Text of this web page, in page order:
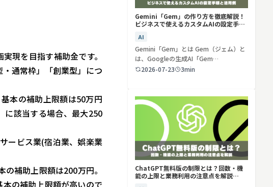
現を目指す補助金です。
通常枠」「創業型」につ
本の補助上限額は50万円
に該当する場合、最大250
ービス業(宿泊業、娯楽業
補助上限額は200万円。
の補助上限額が高いので
Gemini「Gem」の作り方を徹底解説！
ビジネスで使えるカスタムAIの設定手順
AI
Gemini「Gem」とは Gem（ジェム）と
は、Googleの生成AI「Gem…
2026-07-23
3min
ChatGPT無料版の制限とは？回数・機
能の上限と業務利用の注意点を解説